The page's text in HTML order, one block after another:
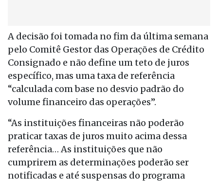
A decisão foi tomada no fim da última semana
pelo Comitê Gestor das Operações de Crédito
Consignado e não define um teto de juros
específico, mas uma taxa de referência
“calculada com base no desvio padrão do
volume financeiro das operações”.
“As instituições financeiras não poderão
praticar taxas de juros muito acima dessa
referência… As instituições que não
cumprirem as determinações poderão ser
notificadas e até suspensas do programa